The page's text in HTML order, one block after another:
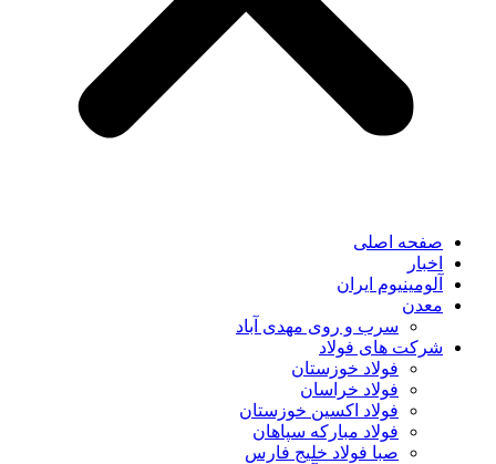
صفحه اصلی
اخبار
آلومینیوم ایران
معدن
سرب و روی مهدی آباد
شرکت های فولاد
فولاد خوزستان
فولاد خراسان
فولاد اکسین خوزستان
فولاد مبارکه سپاهان
صبا فولاد خلیج فارس